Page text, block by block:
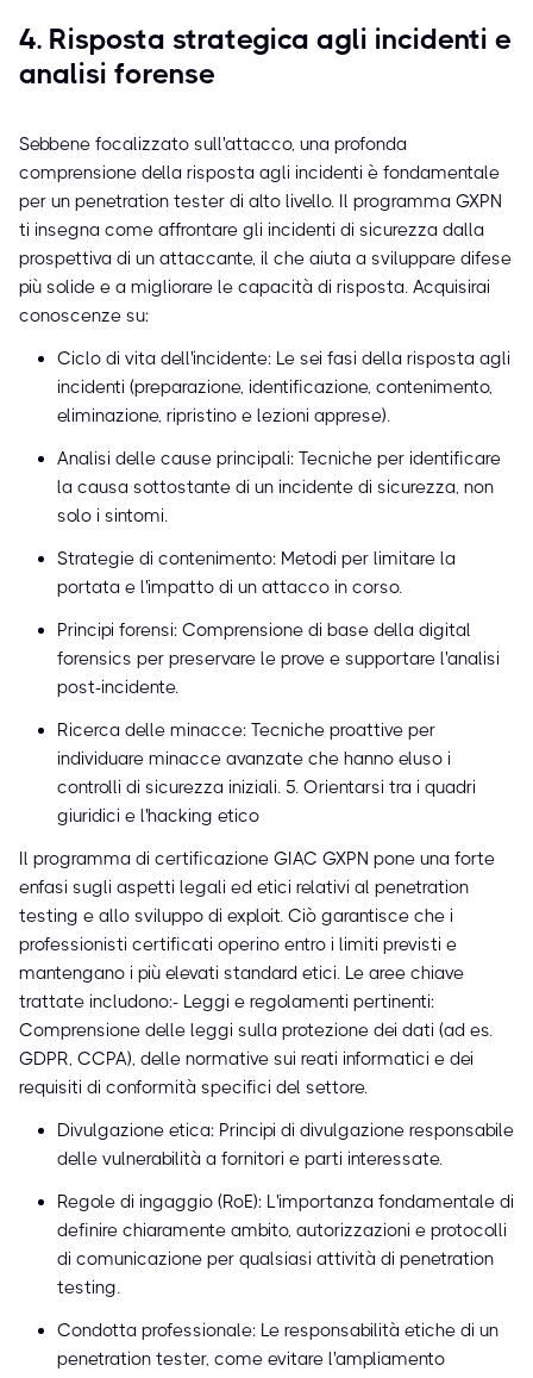
4. Risposta strategica agli incidenti e
analisi forense
Sebbene focalizzato sull'attacco, una profonda
comprensione della risposta agli incidenti è fondamentale
per un penetration tester di alto livello. Il programma GXPN
ti insegna come affrontare gli incidenti di sicurezza dalla
prospettiva di un attaccante, il che aiuta a sviluppare difese
più solide e a migliorare le capacità di risposta. Acquisirai
conoscenze su:
Ciclo di vita dell'incidente: Le sei fasi della risposta agli
incidenti (preparazione, identificazione, contenimento,
eliminazione, ripristino e lezioni apprese).
Analisi delle cause principali: Tecniche per identificare
la causa sottostante di un incidente di sicurezza, non
solo i sintomi.
Strategie di contenimento: Metodi per limitare la
portata e l'impatto di un attacco in corso.
Principi forensi: Comprensione di base della digital
forensics per preservare le prove e supportare l'analisi
post-incidente.
Ricerca delle minacce: Tecniche proattive per
individuare minacce avanzate che hanno eluso i
controlli di sicurezza iniziali. 5. Orientarsi tra i quadri
giuridici e l'hacking etico
Il programma di certificazione GIAC GXPN pone una forte
enfasi sugli aspetti legali ed etici relativi al penetration
testing e allo sviluppo di exploit. Ciò garantisce che i
professionisti certificati operino entro i limiti previsti e
mantengano i più elevati standard etici. Le aree chiave
trattate includono:- Leggi e regolamenti pertinenti:
Comprensione delle leggi sulla protezione dei dati (ad es.
GDPR, CCPA), delle normative sui reati informatici e dei
requisiti di conformità specifici del settore.
Divulgazione etica: Principi di divulgazione responsabile
delle vulnerabilità a fornitori e parti interessate.
Regole di ingaggio (RoE): L'importanza fondamentale di
definire chiaramente ambito, autorizzazioni e protocolli
di comunicazione per qualsiasi attività di penetration
testing.
Condotta professionale: Le responsabilità etiche di un
penetration tester, come evitare l'ampliamento